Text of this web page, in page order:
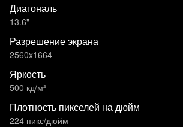
Диагональ
13.6"
Разрешение экрана
2560x1664
Яркость
500 кд/м²
Плотность пикселей на дюйм
224 пикс/дюйм